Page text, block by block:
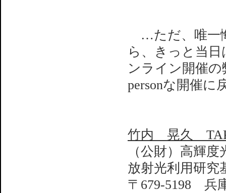
…ただ、唯一
ら、きっと当
ンライン開催
personな開催に
竹内 晃久
（公財）高輝
放射光利用研
〒679-5198 兵